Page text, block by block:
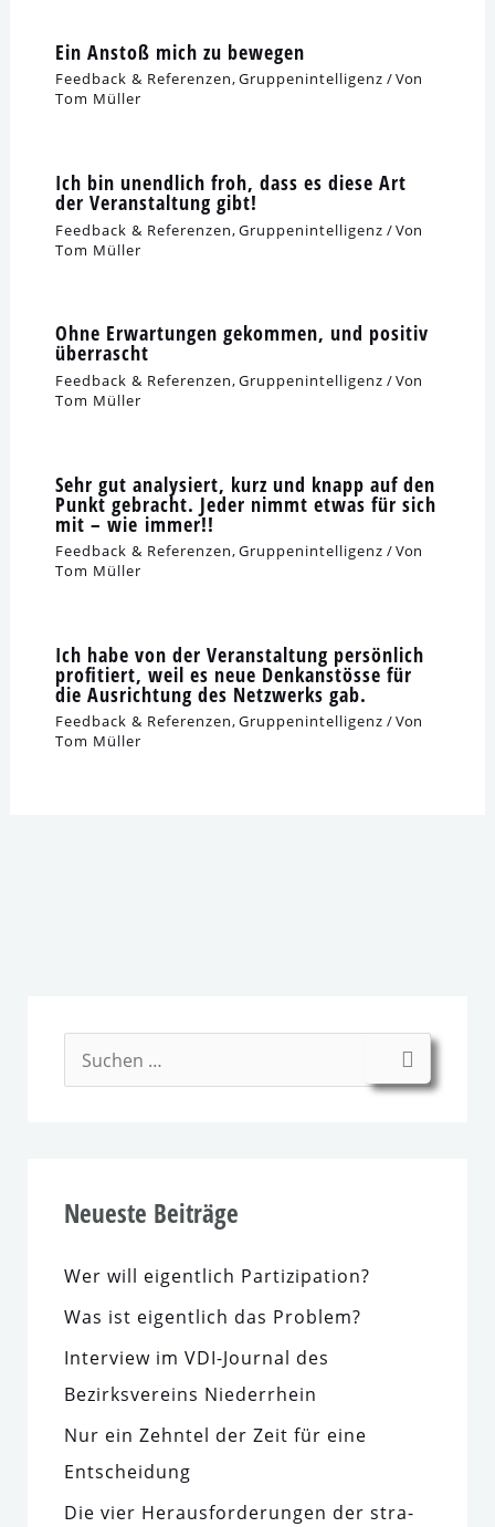
Ein Anstoß mich zu bewegen
Feedback & Referenzen,Gruppenintelligenz / Von
Tom Müller
Ich bin unend­lich froh, dass es die­se Art
der Veranstaltung gibt!
Feedback & Referenzen,Gruppenintelligenz / Von
Tom Müller
Ohne Erwartungen gekom­men, und posi­tiv
überrascht
Feedback & Referenzen,Gruppenintelligenz / Von
Tom Müller
Sehr gut ana­ly­siert, kurz und knapp auf den
Punkt gebracht. Jeder nimmt etwas für sich
mit – wie immer!!
Feedback & Referenzen,Gruppenintelligenz / Von
Tom Müller
Ich habe von der Veranstaltung per­sön­lich
pro­fi­tiert, weil es neue Denkanstösse für
die Ausrichtung des Netzwerks gab.
Feedback & Referenzen,Gruppenintelligenz / Von
Tom Müller
e
n
a
c
h
Neueste Beiträge
Wer will eigent­lich Partizipation?
Was ist eigent­lich das Problem?
Interview im VDI-Journal des
Bezirksvereins Niederrhein
Nur ein Zehntel der Zeit für eine
Entscheidung
Die vier Herausforderungen der stra­